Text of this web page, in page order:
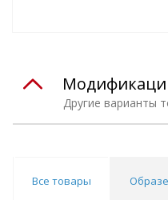
Другие варианты
Все товары